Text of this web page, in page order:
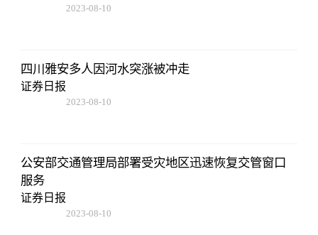
2023-08-10
四川雅安多人因河水突涨被冲走
证券日报
2023-08-10
公安部交通管理局部署受灾地区迅速恢复交管窗口
服务
证券日报
2023-08-10